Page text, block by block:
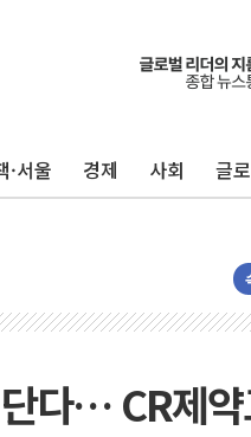
·서울 경제 사회 글
다… CR제